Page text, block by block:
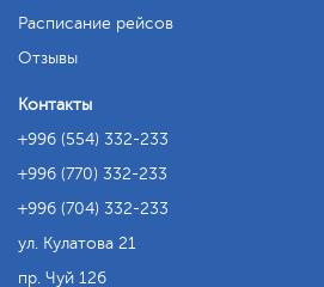
Расписание рейсов
Отзывы
Контакты
+996 (554) 332-233
+996 (770) 332-233
+996 (704) 332-233
ул. Кулатова 21
пр. Чуй 126